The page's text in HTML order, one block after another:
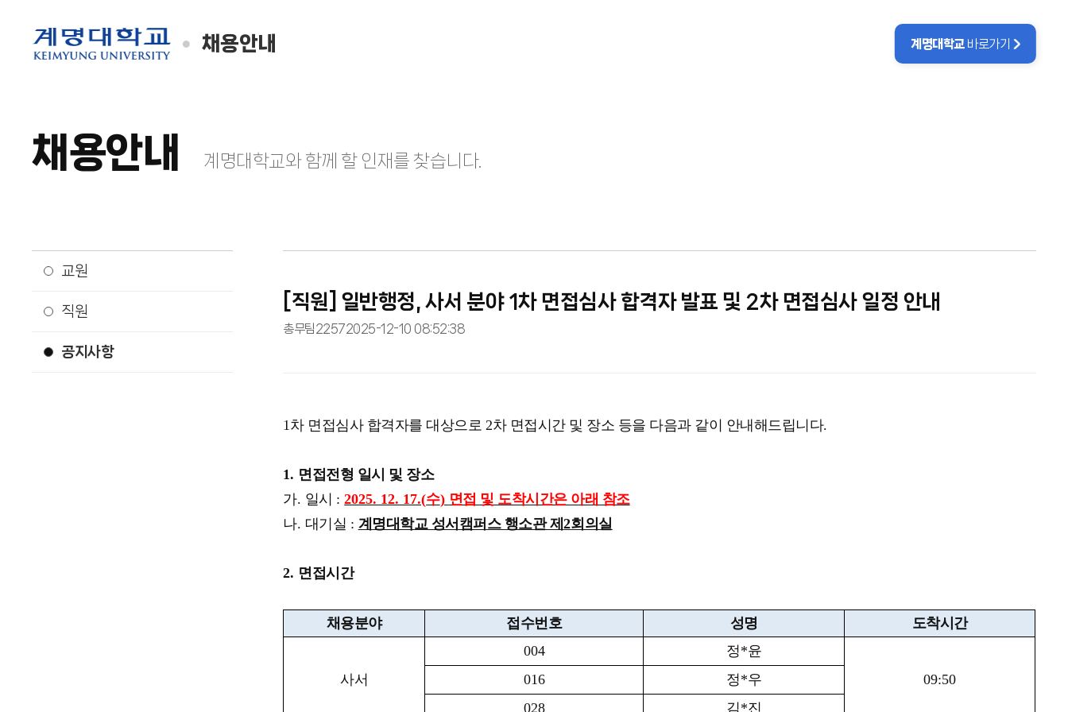
채용안내 계명대학교 바로가기
채용안내 계명대학교와 함께 할 인재를 찾습니다.
교원
직원
공지사항
[직원] 일반행정, 사서 분야 1차 면접심사 합격자 발표 및 2차 면접심사 일정 안내
총무팀22572025-12-10 08:52:38
1차 면접심사 합격자를 대상으로 2차 면접시간 및 장소 등을 다음과 같이 안내해드립니다.
1. 면접전형 일시 및 장소
가. 일시 :2025. 12. 17.(수) 면접 및 도착시간은 아래 참조
나. 대기실 : 계명대학교 성서캠퍼스 행소관 제2회의실
2. 면접시간
채용분야 접수번호 성명 도착시간
사서
004 정*윤
09:50
016 정*우
028
김*진